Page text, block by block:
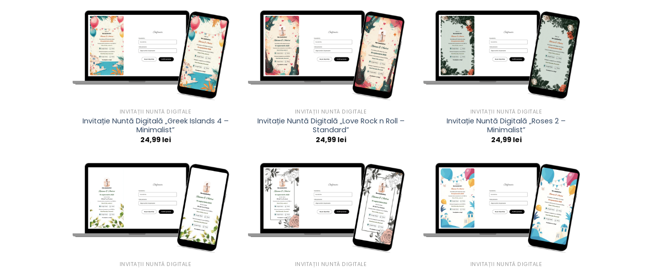
INVITAȚII NUNTĂ DIGITALE
Invitație Nuntă Digitală „Greek Islands 4 –
Minimalist”
24,99 lei
INVITAȚII NUNTĂ DIGITALE
Invitație Nuntă Digitală „Love Rock n Roll –
Standard”
24,99 lei
INVITAȚII NUNTĂ DIGITALE
Invitație Nuntă Digitală „Roses 2 –
Minimalist”
24,99 lei
INVITAȚII NUNTĂ DIGITALE INVITAȚII NUNTĂ DIGITALE INVITAȚII NUNTĂ DIGITALE